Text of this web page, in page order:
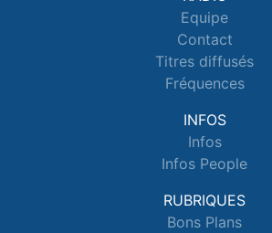
Equipe
Contact
Titres diffusés
Fréquences
INFOS
Infos
Infos People
RUBRIQUES
Bons Plans